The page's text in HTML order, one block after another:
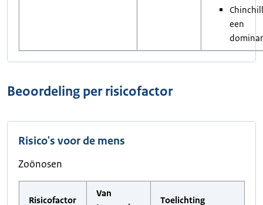
een
Beoordeling per risicofactor
Risico's voor de mens
Zoönosen
Risicofactor
Van
Toelichting